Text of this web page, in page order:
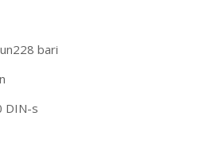
228 bari
DIN-s